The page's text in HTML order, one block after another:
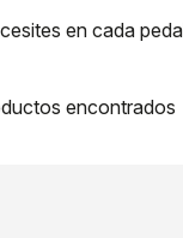
en cada
encontrados